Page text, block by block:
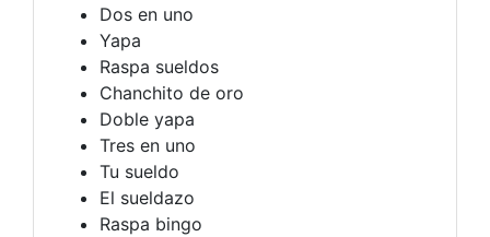
Dos en uno
Yapa
Raspa sueldos
Chanchito de oro
Doble yapa
Tres en uno
Tu sueldo
El sueldazo
Raspa bingo